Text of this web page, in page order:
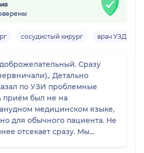
сосудистый хирург врач УЗД
Сразу
Детально
по УЗИ проблемные
приём был не на
медицинском языке,
для обычного пациента. Не
отсекает сразу. Мы